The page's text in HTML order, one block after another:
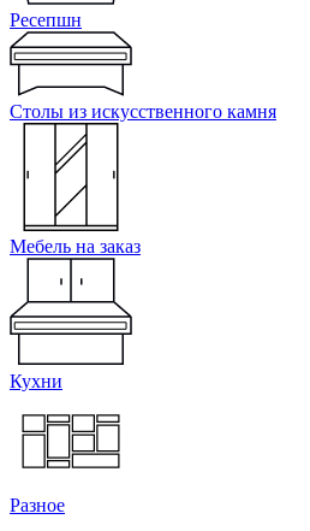
Ресепшн
Cтолы из искусственного камня
Мебель на заказ
Кухни
Разное